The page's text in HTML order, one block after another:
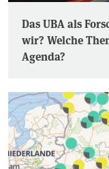
Das UBA als
wir? Welche
Agenda?